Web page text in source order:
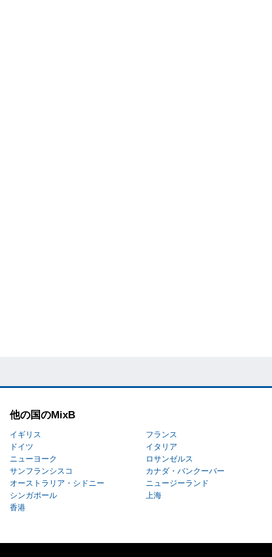
他の国のMixB
イギリス
フランス
ドイツ
イタリア
ニューヨーク
ロサンゼルス
サンフランシスコ
カナダ・バンクーバー
オーストラリア・シドニー
ニュージーランド
シンガポール
上海
香港